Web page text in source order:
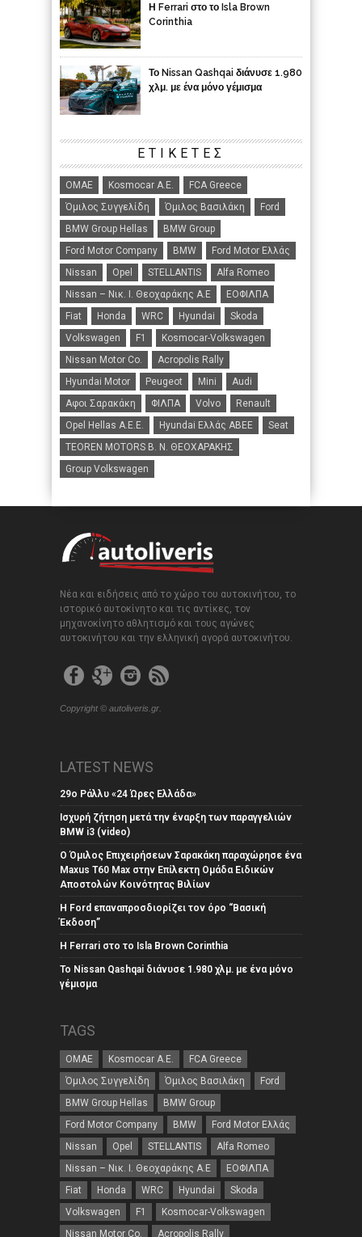
Η Ferrari στο το Isla Brown
Corinthia
Το Nissan Qashqai διάνυσε 1.980
χλμ. με ένα μόνο γέμισμα
ΕΤΙΚΈΤΕΣ
ΟΜΑΕ Kosmocar Α.Ε.
FCA Greece
Όμιλος Συγγελίδη
Όμιλος Βασιλάκη
Ford
BMW Group Hellas
BMW Group
Ford Motor Company
BMW
Ford Motor Ελλάς
Nissan
Opel STELLANTIS
Alfa Romeo
Nissan – Νικ. Ι. Θεοχαράκης Α.Ε
ΕΟΦΙΛΠΑ
Fiat
Honda WRC Hyundai
Skoda
Volkswagen
F1
Kosmocar-Volkswagen
Nissan Motor Co.
Acropolis Rally
Hyundai Motor
Peugeot Mini
Audi
Αφοι Σαρακάκη
ΦΙΛΠΑ Volvo
Renault
Opel Hellas A.E.E.
Hyundai Ελλάς ΑΒΕΕ
Seat
TEOREN MOTORS B. N. ΘΕΟΧΑΡΑΚΗΣ
Group Volkswagen
Νέα και ειδήσεις από το χώρο του αυτοκινήτου, το
ιστορικό αυτοκίνητο και τις αντίκες, τον
μηχανοκίνητο αθλητισμό και τους αγώνες
αυτοκινήτου και την ελληνική αγορά αυτοκινήτου.
Copyright © autoliveris.gr.
LATEST NEWS
29ο Ράλλυ «24 Ώρες Ελλάδα»
Ισχυρή ζήτηση μετά την έναρξη των παραγγελιών
BMW i3 (video)
Ο Όμιλος Επιχειρήσεων Σαρακάκη παραχώρησε ένα
Maxus T60 Max στην Επίλεκτη Ομάδα Ειδικών
Αποστολών Κοινότητας Βιλίων
Η Ford επαναπροσδιορίζει τον όρο “Βασική
Έκδοση”
Η Ferrari στο το Isla Brown Corinthia
Το Nissan Qashqai διάνυσε 1.980 χλμ. με ένα μόνο
γέμισμα
TAGS
ΟΜΑΕ Kosmocar Α.Ε.
FCA Greece
Όμιλος Συγγελίδη
Όμιλος Βασιλάκη
Ford
BMW Group Hellas
BMW Group
Ford Motor Company
BMW
Ford Motor Ελλάς
Nissan
Opel STELLANTIS
Alfa Romeo
Nissan – Νικ. Ι. Θεοχαράκης Α.Ε
ΕΟΦΙΛΠΑ
Fiat
Honda WRC Hyundai
Skoda
Volkswagen
F1
Kosmocar-Volkswagen
Nissan Motor Co.
Acropolis Rally